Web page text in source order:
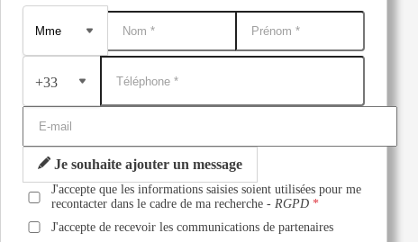
+33
Je souhaite ajouter un message
J'accepte que les informations saisies soient utilisées pour me
recontacter dans le cadre de ma recherche -RGPD
J'accepte de recevoir les communications de partenaires